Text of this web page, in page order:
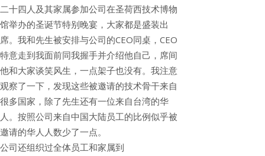
二十四人及其家属参加公司在圣荷西技术博物
馆举办的圣诞节特别晚宴，大家都是盛装出
席。我和先生被安排与公司的CEO同桌，CEO
特意走到我面前同我握手并介绍他自己，席间
他和大家谈笑风生，一点架子也没有。我注意
观察了一下，发现这些被邀请的技术骨干来自
很多国家，除了先生还有一位来自台湾的华
人。按照公司来自中国大陆员工的比例似乎被
邀请的华人人数少了一点。
公司还组织过全体员工和家属到